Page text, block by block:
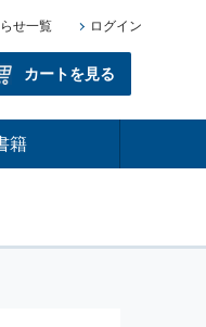
せ一覧 ログイン
カートを見る
籍